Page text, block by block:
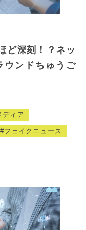
ど深刻！？ネッ
ンドちゅうご
ディア
フェイクニュース